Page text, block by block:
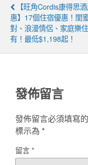
【旺角Cordis康得思
惠】17個住宿優惠！閨
對、浪漫情侶、家庭樂
有！最低$1,198起！
發佈留言
發佈留言必須填寫
標示為 *
留言*